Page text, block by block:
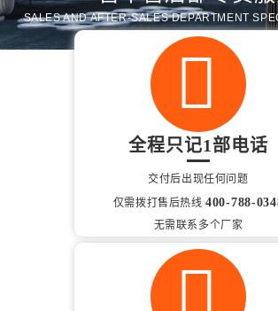
SALES AND AFTER-SALES DEPARTMENT
全程只记1部电话
交付后出现任何问题
仅需拨打售后热线400-788-
无需联系多个厂家